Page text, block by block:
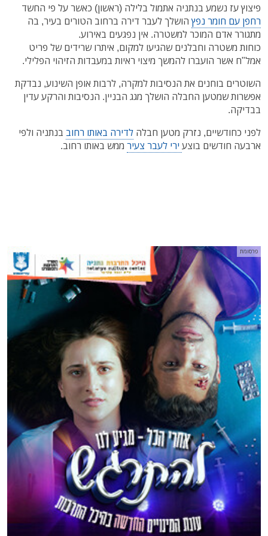
פיצוץ עז נשמע בנתניה אתמול בלילה (ראשון) כאשר על פי החשד
רחפן עם חומר נפץהושלך לעבר דירה ברחוב הטורים בעיר, בה
מתגורר אדם המוכר למשטרה. אין נפגעים באירוע.
כוחות משטרה וחבלנים שהגיעו למקום, איתרו שרידים של פריט
אמל"ח אשר הועברו להמשך מיצוי ראיות במעבדות הזיהוי הפלילי.
השוטרים בוחנים את הנסיבות למקרה, לרבות אופן השינוע, נבדקת
אפשרות שמטען החבלה הושלך מגג הבניין. הנסיבות והרקע עדין
בבדיקה.
לפני כחודשיים, נזרק מטען חבלה לדירה באותו רחוב בנתניה ולפי
ארבעה חודשים בוצע ירי לעבר צעיר ממש באותו רחוב.
פרסומת